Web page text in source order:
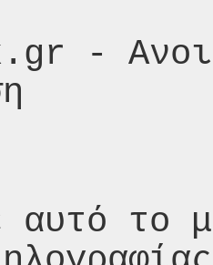
-
αυτό το